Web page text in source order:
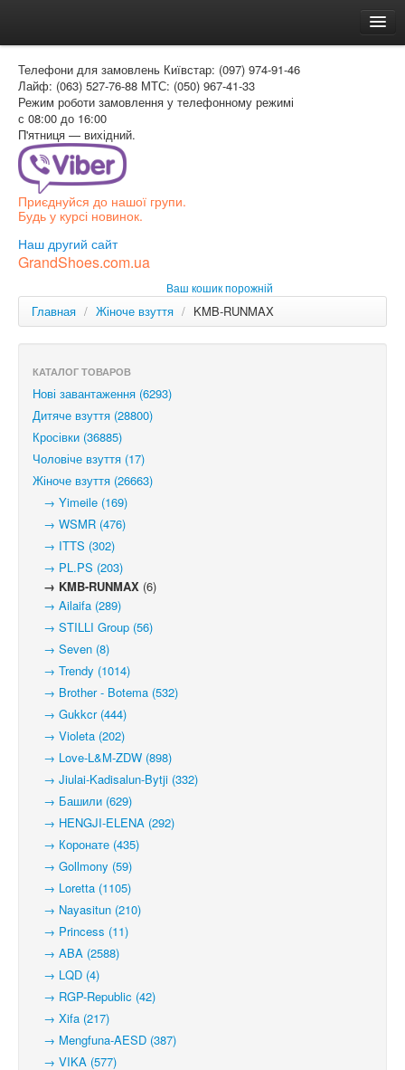
Доставка и оплата
Как заказать
Контакти
Таблиця розмірів
Вхід для покупця
РОС
Телефони для замовлень Київстар: (097) 974-91-46
Лайф: (063) 527-76-88 МТС: (050) 967-41-33
Режим роботи замовлення у телефонному режимі
с 08:00 до 16:00
П'ятниця — вихідний.
Приєднуйся до нашої групи.
Будь у курсі новинок.
Наш другий сайт
GrandShoes.com.ua
Ваш кошик порожній
Главная / Жіноче взуття / KMB-RUNMAX
КАТАЛОГ ТОВАРОВ
Нові завантаження (6293)
Дитяче взуття (28800)
Кросівки (36885)
Чоловіче взуття (17)
Жіноче взуття (26663)
→ Yimeile (169)
→ WSMR (476)
→ ITTS (302)
→ PL.PS (203)
→ KMB-RUNMAX (6)
→ Ailaifa (289)
→ STILLI Group (56)
→ Seven (8)
→ Trendy (1014)
→ Brother - Botema (532)
→ Gukkcr (444)
→ Violeta (202)
→ Love-L&M-ZDW (898)
→ Jiulai-Kadisalun-Bytji (332)
→ Башили (629)
→ HENGJI-ELENA (292)
→ Коронате (435)
→ Gollmony (59)
→ Loretta (1105)
→ Nayasitun (210)
→ Princess (11)
→ ABA (2588)
→ LQD (4)
→ RGP-Republic (42)
→ Xifa (217)
→ Mengfuna-AESD (387)
→ VIKA (577)